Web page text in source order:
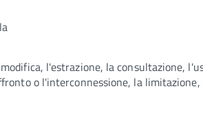
l'estrazione, la consultazione,
o l'interconnessione, la limitazione,